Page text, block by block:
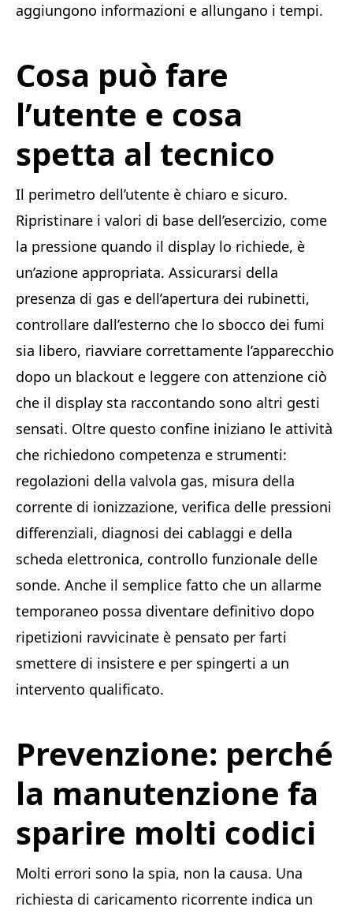
aggiungono informazioni e allungano i tempi.
Cosa può fare
l’utente e cosa
spetta al tecnico
Il perimetro dell’utente è chiaro e sicuro.
Ripristinare i valori di base dell’esercizio, come
la pressione quando il display lo richiede, è
un’azione appropriata. Assicurarsi della
presenza di gas e dell’apertura dei rubinetti,
controllare dall’esterno che lo sbocco dei fumi
sia libero, riavviare correttamente l’apparecchio
dopo un blackout e leggere con attenzione ciò
che il display sta raccontando sono altri gesti
sensati. Oltre questo confine iniziano le attività
che richiedono competenza e strumenti:
regolazioni della valvola gas, misura della
corrente di ionizzazione, verifica delle pressioni
differenziali, diagnosi dei cablaggi e della
scheda elettronica, controllo funzionale delle
sonde. Anche il semplice fatto che un allarme
temporaneo possa diventare definitivo dopo
ripetizioni ravvicinate è pensato per farti
smettere di insistere e per spingerti a un
intervento qualificato.
Prevenzione: perché
la manutenzione fa
sparire molti codici
Molti errori sono la spia, non la causa. Una
richiesta di caricamento ricorrente indica un